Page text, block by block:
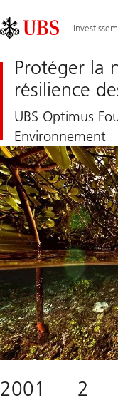
Links
Area
Protéger la
résilience
UBS Optimus
Environnement
2001 2